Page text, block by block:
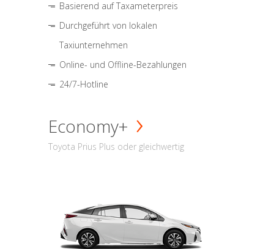
Basierend auf Taxameterpreis
Durchgeführt von lokalen
Taxiunternehmen
Online- und Offline-Bezahlungen
24/7-Hotline
Economy+
Toyota Prius Plus oder gleichwertig